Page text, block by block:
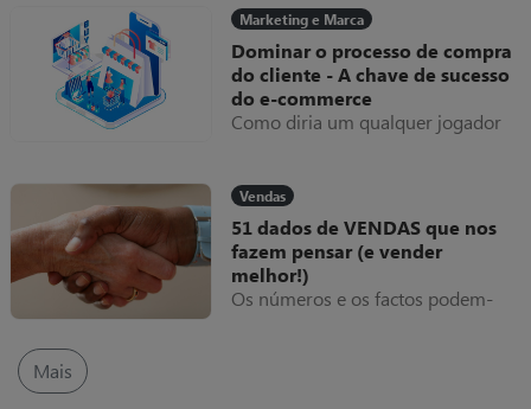
Uma raposa chamada inflação
Marketing e Marca
Dominar o processo de compra
do cliente - A chave de sucesso
do e-commerce
Como diria um qualquer jogador
deveria ser uma linha de
orientação em tudo o que se
faz.arcas.
Vendas
51 dados de VENDAS que nos
fazem pensar (e vender
melhor!)
Os números e os factos podem-
Mais